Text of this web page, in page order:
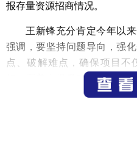
报存量资源招商情况。
王新锋充分肯定今年以
强调，要坚持问题导向，强
点、破解难点，确保项目不
好。要着力提升对外招商能
大力度拓展外部资源。要
方向，严把项目准入关。要